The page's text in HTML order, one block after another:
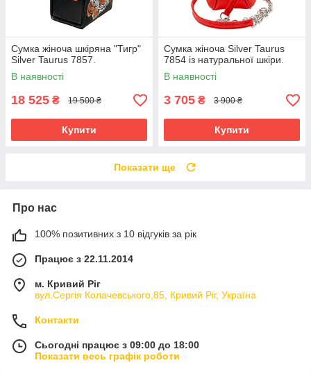
Сумка жіноча шкіряна "Тигр"
Silver Taurus 7857.
В наявності
18 525 ₴ 19 500 ₴
Купити
Сумка жіноча Silver Taurus
7854 із натуральної шкіри.
В наявності
3 705 ₴ 3 900 ₴
Купити
Показати ще
Про нас
100% позитивних з 10 відгуків за рік
Працює з 22.11.2014
м. Кривий Ріг
вул.Сергія Колачевського,85, Кривий Ріг, Україна
Контакти
Сьогодні працює з 09:00 до 18:00
Показати весь графік роботи